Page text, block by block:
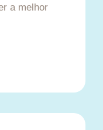
a melhor